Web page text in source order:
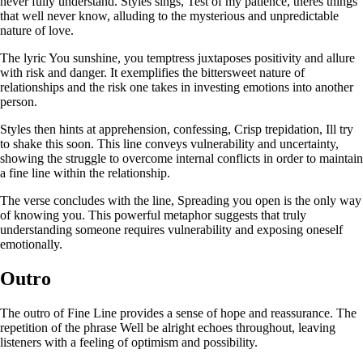
that well never know, alluding to the mysterious and unpredictable
nature of love.
The lyric You sunshine, you temptress juxtaposes positivity and allure
with risk and danger. It exemplifies the bittersweet nature of
relationships and the risk one takes in investing emotions into another
person.
Styles then hints at apprehension, confessing, Crisp trepidation, Ill try
to shake this soon. This line conveys vulnerability and uncertainty,
showing the struggle to overcome internal conflicts in order to maintain
a fine line within the relationship.
The verse concludes with the line, Spreading you open is the only way
of knowing you. This powerful metaphor suggests that truly
understanding someone requires vulnerability and exposing oneself
emotionally.
Outro
The outro of Fine Line provides a sense of hope and reassurance. The
repetition of the phrase Well be alright echoes throughout, leaving
listeners with a feeling of optimism and possibility.